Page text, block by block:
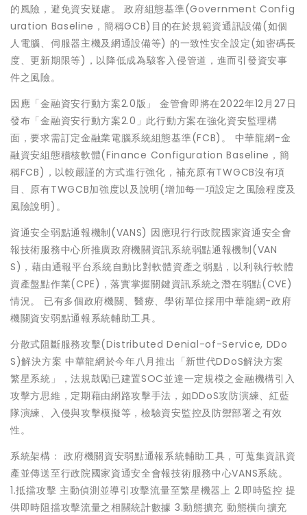
的風險，避免資安疑慮。 政府組態基準(Government Config
uration Baseline，簡稱GCB)目的在於規範資通訊設備(如個
人電腦、伺服器主機及網通設備等) 的一致性安全設定(如密碼長
度、更新期限等)，以降低成為駭客入侵管道，進而引發資安事
件之風險。
因應「金融資安行動方案2.0版」 金管會即將在2022年12月27日
發布「金融資安行動方案2.0」此行動方案在強化資安監理構
面，要求需訂定金融業電腦系統組態基準(FCB)。 中華龍網-金
融資安組態稽核軟體(Finance Configuration Baseline，簡
稱FCB)，以較嚴謹的方式進行強化，補充原有TWGCB沒有項
目、原有TWGCB加強度以及說明(增加每一項設定之風險程度及
風險說明)。
資通安全弱點通報機制(VANS) 因應現行行政院國家資通安全會
報技術服務中心所推廣政府機關資訊系統弱點通報機制(VAN
S)，藉由通報平台系統自動比對軟體資產之弱點，以利執行軟體
資產盤點作業(CPE)，落實掌握關鍵資訊系統之潛在弱點(CVE)
情況。 已有多個政府機關、醫療、學術單位採用中華龍網-政府
機關資安弱點通報系統輔助工具。
分散式阻斷服務攻擊(Distributed Denial-of-Service, DDo
S)解決方案 中華龍網於今年八月推出「新世代DDoS解決方案
繁星系統」，法規鼓勵已建置SOC並達一定規模之金融機構引入
攻擊方思維，定期藉由網路攻擊手法，如DDoS攻防演練、紅藍
隊演練、入侵與攻擊模擬等，檢驗資安監控及防禦部署之有效
性。
系統架構： 政府機關資安弱點通報系統輔助工具，可蒐集資訊資
產並傳送至行政院國家資通安全會報技術服務中心VANS系統。
1.抵擋攻擊 主動偵測並導引攻擊流量至繁星機器上 2.即時監控 提
供即時阻擋攻擊流量之相關統計數據 3.動態擴充 動態橫向擴充